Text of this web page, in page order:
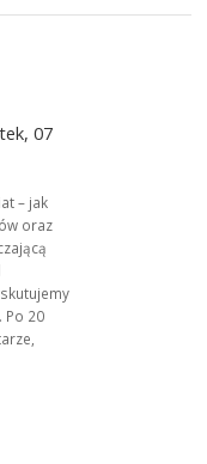
07
– jak
oraz
Po 20